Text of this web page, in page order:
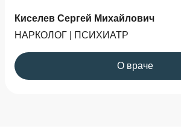
Киселев Сергей Михайлович
НАРКОЛОГ | ПСИХИАТР
О враче